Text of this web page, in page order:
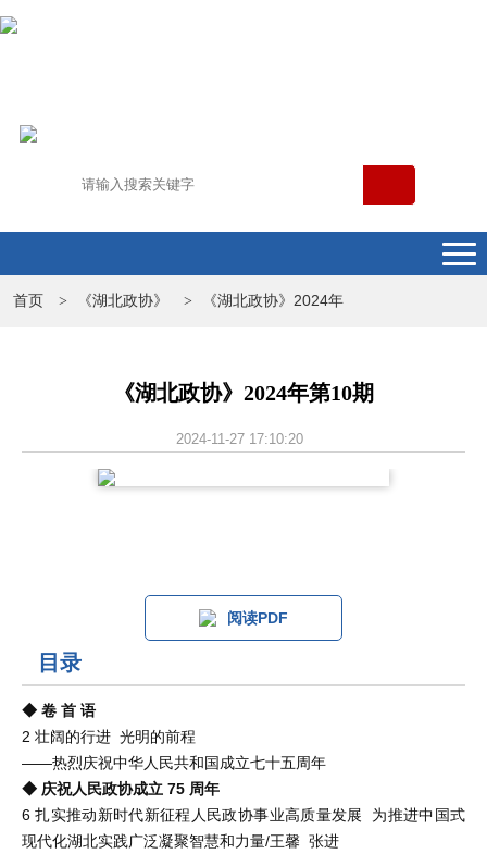
首页 > 《湖北政协》 > 《湖北政协》2024年
《湖北政协》2024年第10期
2024-11-27 17:10:20
阅读PDF
目录
◆ 卷 首 语
2 壮阔的行进 光明的前程
——热烈庆祝中华人民共和国成立七十五周年
◆ 庆祝人民政协成立 75 周年
6 扎实推动新时代新征程人民政协事业高质量发展 为推进中国式
现代化湖北实践广泛凝聚智慧和力量/王馨 张进